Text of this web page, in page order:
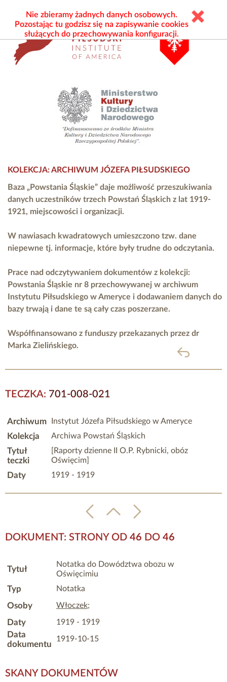
KOLEKCJA: ARCHIWUM JÓZEFA PIŁSUDSKIEGO
Baza „Powstania Śląskie” daje możliwość przeszukiwania
danych uczestników trzech Powstań Śląskich z lat 1919-
1921, miejscowości i organizacji.
W nawiasach kwadratowych umieszczono tzw. dane
niepewne tj. informacje, które były trudne do odczytania.
Prace nad odczytywaniem dokumentów z kolekcji:
Powstania Śląskie nr 8 przechowywanej w archiwum
Instytutu Piłsudskiego w Ameryce i dodawaniem danych do
bazy trwają i dane te są cały czas poszerzane.
Współfinansowano z funduszy przekazanych przez dr
Marka Zielińskiego.
powrót
TECZKA: 701-008-021
Archiwum Instytut Józefa Piłsudskiego w Ameryce
Kolekcja Archiwa Powstań Śląskich
Tytuł
teczki
[Raporty dzienne II O.P. Rybnicki, obóz
Oświęcim]
Daty 1919 - 1919
DOKUMENT: STRONY OD 46 DO 46
Tytuł
Notatka do Dowództwa obozu w
Oświęcimiu
Typ Notatka
Osoby Włoczek;
Daty 1919 - 1919
Data
dokumentu
1919-10-15
SKANY DOKUMENTÓW
Nie zbieramy żadnych danych osobowych.
Pozostając tu godzisz się na zapisywanie cookies
służących do przechowywania konfiguracji.